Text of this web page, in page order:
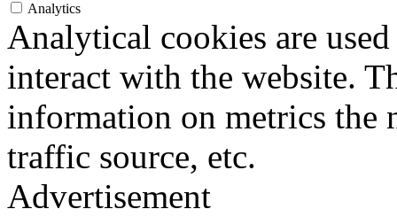
Analytics
Analytical cookies are
interact with the website.
information on metrics the
traffic source, etc.
Advertisement